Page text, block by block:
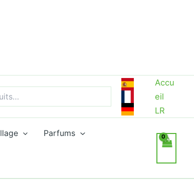
Accu
eil
LR
Parfums